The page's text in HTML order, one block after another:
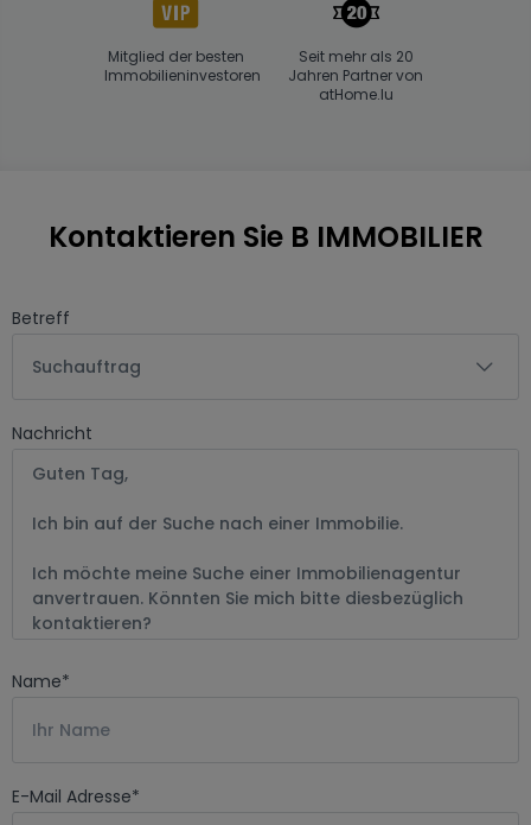
Mitglied der besten
Immobilieninvestoren
Seit mehr als 20
Jahren Partner von
atHome.lu
Kontaktieren Sie B IMMOBILIER
Betreff
Suchauftrag
Nachricht
Name*
E-Mail Adresse*